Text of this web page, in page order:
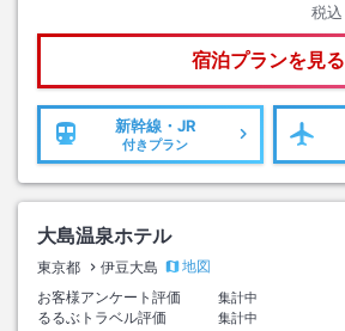
税込
宿泊プランを見る
新幹線・JR
付きプラン
大島温泉ホテル
東京都 伊豆大島
地図
お客様アンケート評価
集計中
るるぶトラベル評価 集計中